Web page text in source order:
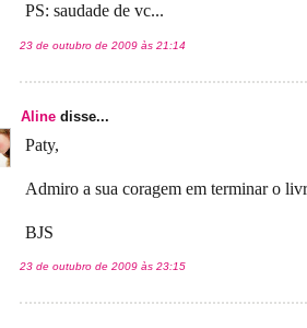
PS: saudade de vc...
23 de outubro de 2009 às 21:14
Aline disse...
Paty,
Admiro a sua coragem em terminar o
BJS
23 de outubro de 2009 às 23:15